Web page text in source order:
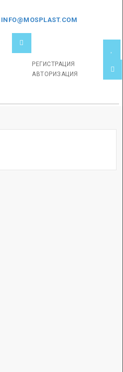
INFO@MOSPLAST.COM
РЕГИСТРАЦИЯ
АВТОРИЗАЦИЯ